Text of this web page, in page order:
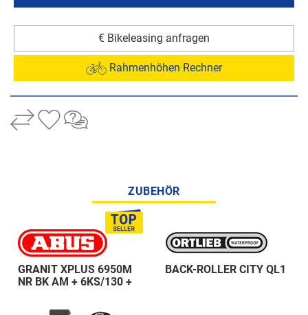
€ Bikeleasing anfragen
Rahmenhöhen Rechner
ZUBEHÖR
GRANIT XPLUS 6950M
NR BK AM + 6KS/130 +
BACK-ROLLER CITY QL1